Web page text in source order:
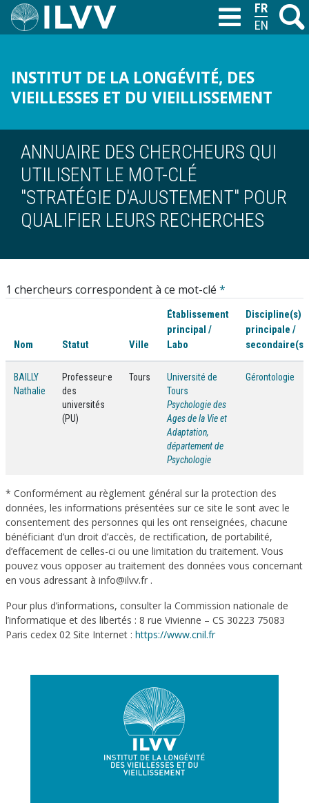
Aller
au
M
INSTITUT DE LA LONGÉVITÉ, DES
VIEILLESSES ET DU VIEILLISSEMENT
T
ANNUAIRE DES CHERCHEURS QUI
UTILISENT LE MOT-CLÉ
"STRATÉGIE D'AJUSTEMENT" POUR
QUALIFIER LEURS RECHERCHES
1 chercheurs correspondent à ce mot-clé *
Nom Statut Ville
Établissement
principal /
Labo
Discipline(s)
principale /
secondaire(s)
BAILLY
Nathalie
Professeur·e
des
universités
(PU)
Tours
Université de
Tours
Psychologie des
Ages de la Vie et
Adaptation,
département de
Psychologie
Gérontologie
* Conformément au règlement général sur la protection des
données, les informations présentées sur ce site le sont avec le
consentement des personnes qui les ont renseignées, chacune
bénéficiant d’un droit d’accès, de rectification, de portabilité,
d’effacement de celles-ci ou une limitation du traitement. Vous
pouvez vous opposer au traitement des données vous concernant
en vous adressant à info@ilvv.fr .
Pour plus d’informations, consulter la Commission nationale de
l’informatique et des libertés : 8 rue Vivienne – CS 30223 75083
Paris cedex 02 Site Internet : https://www.cnil.fr
FRANÇAIS
ENGLISH